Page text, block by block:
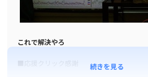
これで解決やろ
■応援クリック感謝 続きを見る